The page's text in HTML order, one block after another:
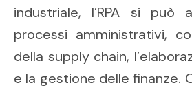
industriale, l’RPA si può
processi amministrativi,
della supply chain,
e la gestione delle finanze.